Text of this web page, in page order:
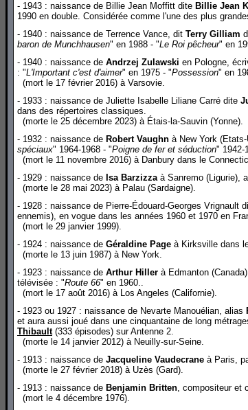
- 1943 : naissance de Billie Jean Moffitt dite Billie Jean
1990 en double. Considérée comme l'une des plus
- 1940 : naissance de Terrence Vance, dit Terry Gilliam
baron de Munchhausen" en 1988 - "Le Roi pêcheur" en
- 1940 : naissance de Andrzej Zulawski en Pologne,
: "L'Important c'est d'aimer" en 1975 - "Possession" en
(mort le 17 février 2016) à Varsovie.
- 1933 : naissance de Juliette Isabelle Liliane Carré dite
dans des répertoires classiques.
(morte le 25 décembre 2023) à Étais-la-Sauvin (Yonne).
- 1932 : naissance de Robert Vaughn à New York
spéciaux" 1964-1968 - "Poigne de fer et séduction" 1942-
(mort le 11 novembre 2016) à Danbury dans le
- 1929 : naissance de Isa Barzizzaà Sanremo (Ligurie),
(morte le 28 mai 2023) à Palau (Sardaigne).
- 1928 : naissance de Pierre-Édouard-Georges Vrignault
ennemis), en vogue dans les années 1960 et 1970 en
(mort le 29 janvier 1999).
- 1924 : naissance de Géraldine Page à Kirksville dans
(morte le 13 juin 1987) à New York.
- 1923 : naissance de Arthur Hiller à Edmanton
télévisée : "Route 66" en 1960..
(mort le 17 août 2016) à Los Angeles (Californie).
- 1923 ou 1927 : naissance de Nevarte Manouélian, alias
et aura aussi joué dans une cinquantaine de long
Thibault(333 épisodes) sur Antenne 2.
(morte le 14 janvier 2012) à Neuilly-sur-Seine.
- 1913 : naissance de Jacqueline Vaudecrane à Paris,
(morte le 27 février 2018) à Uzès (Gard).
- 1913 : naissance de Benjamin Britten, compositeur et
(mort le 4 décembre 1976).